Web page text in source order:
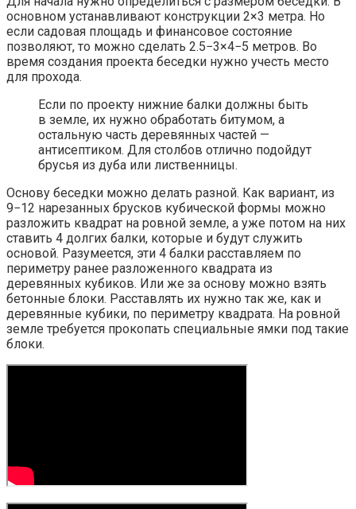
основном устанавливают конструкции 2×3 метра. Но
если садовая площадь и финансовое состояние
позволяют, то можно сделать 2.5−3×4−5 метров. Во
время создания проекта беседки нужно учесть место
для прохода.
Если по проекту нижние балки должны быть
в земле, их нужно обработать битумом, а
остальную часть деревянных частей —
антисептиком. Для столбов отлично подойдут
брусья из дуба или лиственницы.
Основу беседки можно делать разной. Как вариант, из
9−12 нарезанных брусков кубической формы можно
разложить квадрат на ровной земле, а уже потом на них
ставить 4 долгих балки, которые и будут служить
основой. Разумеется, эти 4 балки расставляем по
периметру ранее разложенного квадрата из
деревянных кубиков. Или же за основу можно взять
бетонные блоки. Расставлять их нужно так же, как и
деревянные кубики, по периметру квадрата. На ровной
земле требуется прокопать специальные ямки под такие
блоки.